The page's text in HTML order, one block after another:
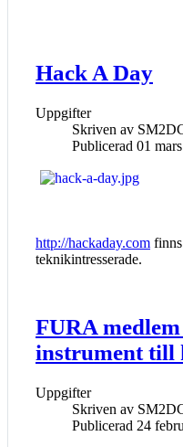
Hack A Day
Uppgifter
Skriven av
Publicerad 01
http://hackaday.com
teknikintresserade.
FURA
instrument till
Uppgifter
Skriven av
Publicerad 24